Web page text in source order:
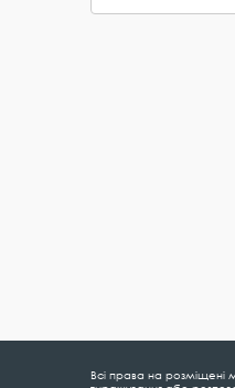
Всі права на розміщені